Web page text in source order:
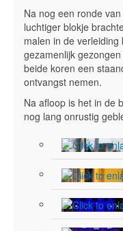
Na nog een ronde
luchtiger blokje
malen in de
gezamenlijk
beide koren een
ontvangst nemen.
Na afloop is het in de
nog lang onrustig